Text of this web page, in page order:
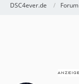
DSC4ever.de Forum